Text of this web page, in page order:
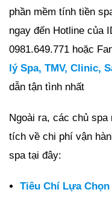
phần mềm tính tiền
ngay đến Hotline của
0981.649.771 hoặc
lý Spa, TMV, Clinic,
dẫn tận tình nhất
Ngoài ra, các chủ
tích về chi phí vận
spa tại đây:
Tiêu Chí Lựa Chọn